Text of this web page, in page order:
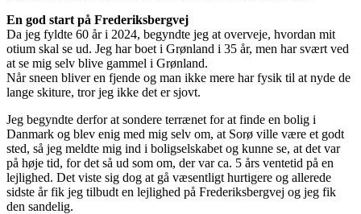
En god start på Frederiksbergvej
Da jeg fyldte 60 år i 2024, begyndte jeg at overveje, hvordan mit
otium skal se ud. Jeg har boet i Grønland i 35 år, men har svært ved
at se mig selv blive gammel i Grønland.
Når sneen bliver en fjende og man ikke mere har fysik til at nyde de
lange skiture, tror jeg ikke det er sjovt.
Jeg begyndte derfor at sondere terrænet for at finde en bolig i
Danmark og blev enig med mig selv om, at Sorø ville være et godt
sted, så jeg meldte mig ind i boligselskabet og kunne se, at det var
på høje tid, for det så ud som om, der var ca. 5 års ventetid på en
lejlighed. Det viste sig dog at gå væsentligt hurtigere og allerede
sidste år fik jeg tilbudt en lejlighed på Frederiksbergvej og jeg fik
den sandelig.